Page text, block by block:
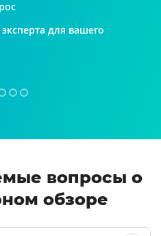
для вашего
вопросы о
обзоре